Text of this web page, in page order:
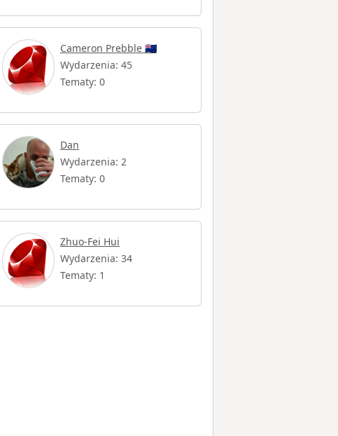
Cameron Prebble 🇳🇿
Wydarzenia: 45
Tematy: 0
Dan
Wydarzenia: 2
Tematy: 0
Zhuo-Fei Hui
Wydarzenia: 34
Tematy: 1